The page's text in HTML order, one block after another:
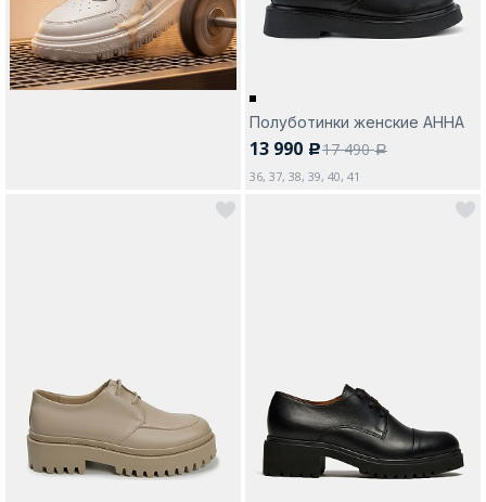
Полуботинки женские АННА
13 990 c17 490a
36, 37, 38, 39, 40, 41